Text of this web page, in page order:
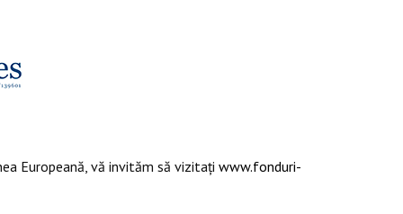
Europeană, vă invităm să vizitaţi www.fonduri-